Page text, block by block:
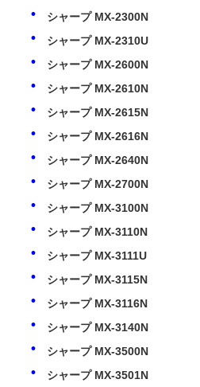
ホーム
製品
企業情報
シャープ MX-2300N
シャープ MX-2310U
シャープ MX-2600N
シャープ MX-2610N
シャープ MX-2615N
シャープ MX-2616N
シャープ MX-2640N
シャープ MX-2700N
シャープ MX-3100N
シャープ MX-3110N
シャープ MX-3111U
シャープ MX-3115N
シャープ MX-3116N
シャープ MX-3140N
シャープ MX-3500N
シャープ MX-3501N